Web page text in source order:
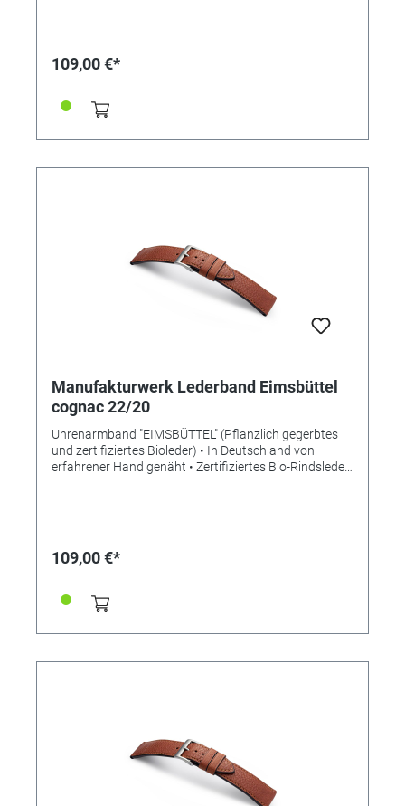
bestellen)
109,00 €*
Manufakturwerk Lederband Eimsbüttel
cognac 22/20
Uhrenarmband "EIMSBÜTTEL" (Pflanzlich gegerbtes
und zertifiziertes Bioleder) • In Deutschland von
erfahrener Hand genäht • Zertifiziertes Bio-Rindsleder
bestellen)
109,00 €*